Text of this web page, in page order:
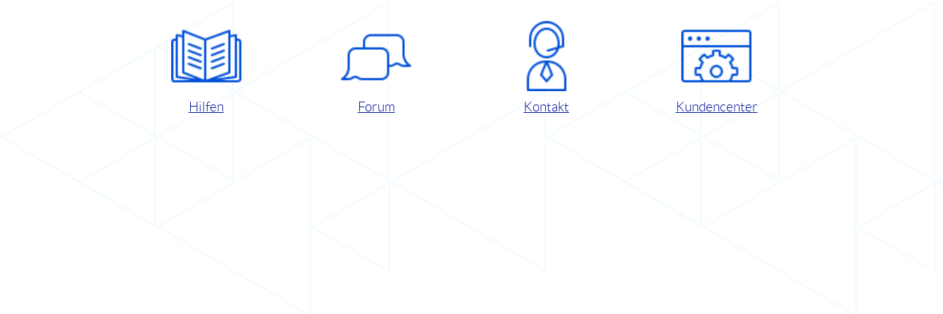
Hilfen Forum Kontakt Kundencenter